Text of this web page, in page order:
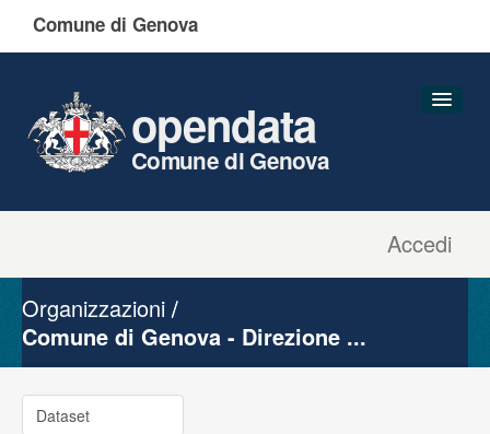
Comune di Genova
Accedi
opendata
Comune di Genova
Gruppi
Organizzazioni
Comune di Genova - Direzione ...
Dataset